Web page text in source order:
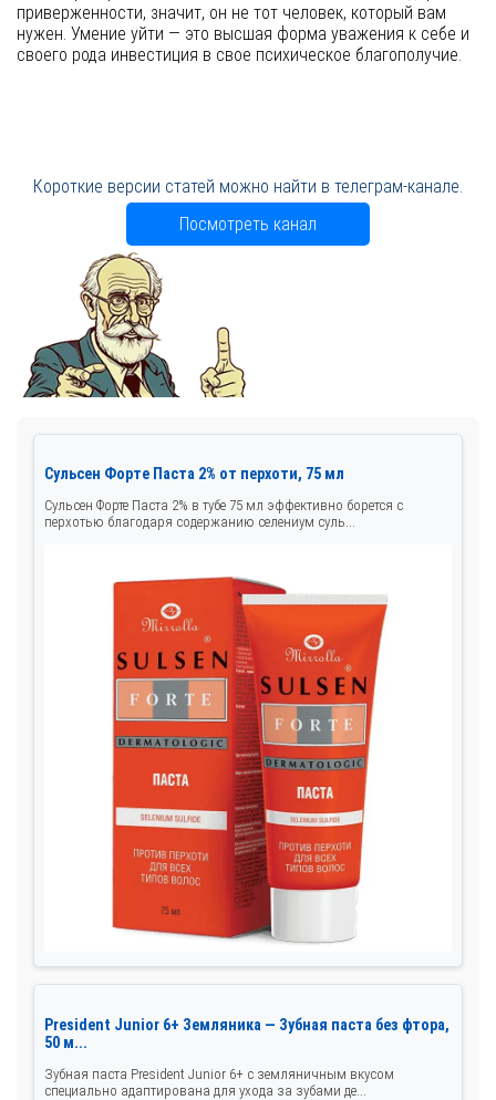
приверженности, значит, он не тот человек, который вам
нужен. Умение уйти — это высшая форма уважения к себе и
своего рода инвестиция в свое психическое благополучие.
Короткие версии статей можно найти в телеграм-канале.
Посмотреть канал
Сульсен Форте Паста 2% от перхоти, 75 мл
Сульсен Форте Паста 2% в тубе 75 мл эффективно борется с
перхотью благодаря содержанию селениум суль...
President Junior 6+ Земляника — Зубная паста без фтора,
50 м...
Зубная паста President Junior 6+ с земляничным вкусом
специально адаптирована для ухода за зубами де...